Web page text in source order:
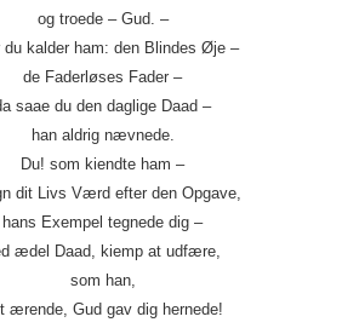
og troede – Gud. –
du kalder ham: den Blindes Øje –
de Faderløses Fader –
saae du den daglige Daad –
han aldrig nævnede.
Du! som kiendte ham –
dit Livs Værd efter den Opgave,
hans Exempel tegnede dig –
ædel Daad, kiemp at udfære,
som han,
ærende, Gud gav dig hernede!